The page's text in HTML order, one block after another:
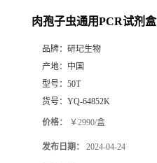
肉孢子虫通用PCR试剂盒
品牌： 研玘生物
产地： 中国
型号： 50T
货号： YQ-64852K
价格： ￥2990/盒
发布日期： 2024-04-24